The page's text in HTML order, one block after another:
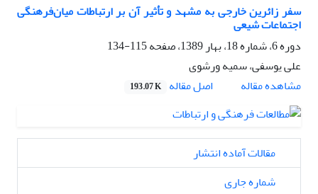
سفر زائرین خارجی به مشهد و تأثیر آن بر ارتباطات میان‌فرهنگی
اجتماعات شیعی
دوره 6، شماره 18، بهار 1389، صفحه
115-134
علی یوسفی، سمیه ورشوی
مشاهده مقاله
اصل مقاله 193.07 K
مقالات آماده انتشار
شماره جاری